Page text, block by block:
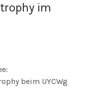
im
beim UYCWg